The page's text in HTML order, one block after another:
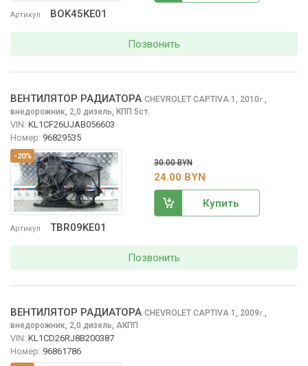
Артикул BOK45KE01
Позвонить
-20%
Артикул TBR09KE01
ВЕНТИЛЯТОР РАДИАТОРА CHEVROLET CAPTIVA 1, 2010г.,
внедорожник, 2,0 дизель, КПП 5ст.
VIN: KL1CF26UJAB056603
Номер: 96829535
30.00 BYN
24.00 BYN
Купить
Позвонить
ВЕНТИЛЯТОР РАДИАТОРА CHEVROLET CAPTIVA 1, 2009г.,
внедорожник, 2,0 дизель, АКПП
VIN: KL1CD26RJ8B200387
Номер: 96861786